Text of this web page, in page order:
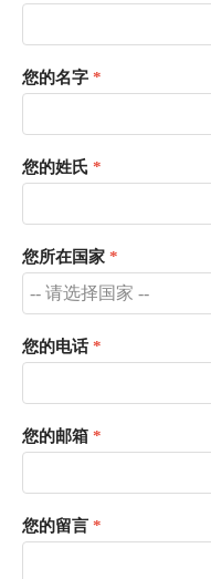
您的名字
您的姓氏
您所在国家
您的电话
您的邮箱
您的留言